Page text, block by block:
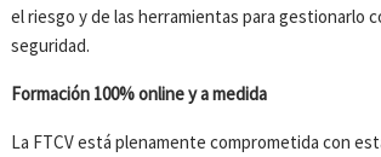
el riesgo y de las herramientas para gestionarlo
seguridad.
Formación 100% onliney a medida
La FTCV está plenamente comprometida con